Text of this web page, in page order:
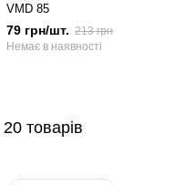
VMD 85
79 грн/шт. 213 грн
Немає в наявності
товарів